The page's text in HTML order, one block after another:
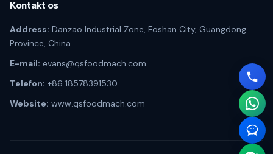
Kontakt os
Address: Danzao Industrial Zone, Foshan City, Guangdong
Province, China
E-mail: evans@qsfoodmach.com
Telefon: +86 18578391530
Website: www.qsfoodmach.com